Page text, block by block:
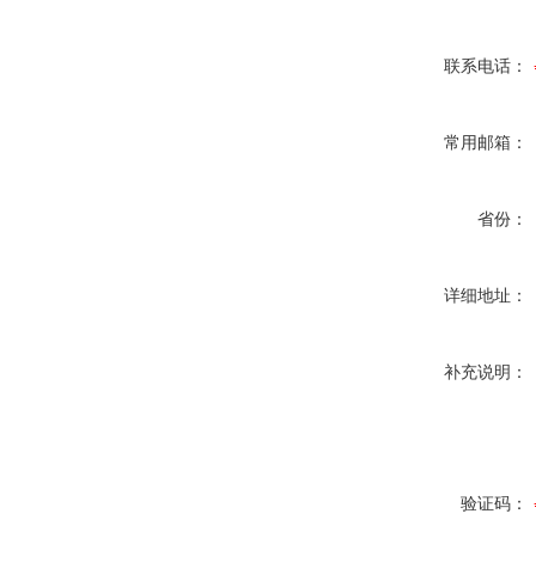
联系电话：
常用邮箱：
省份：
详细地址：
补充说明：
验证码：